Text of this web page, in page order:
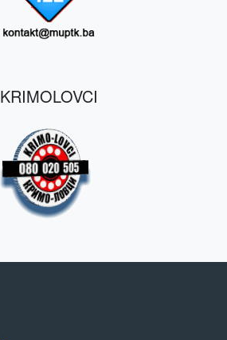
KRIMOLOVCI